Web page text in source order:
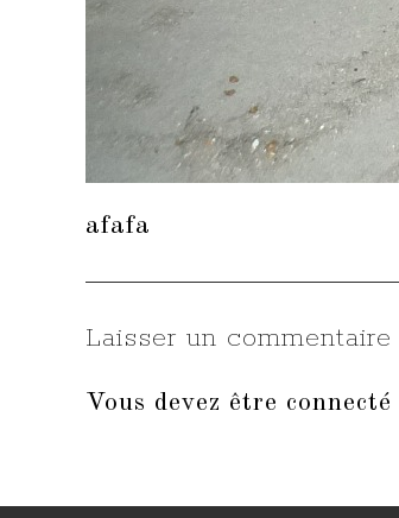
afafa
Laisser un commentaire
Vous devez être connecté